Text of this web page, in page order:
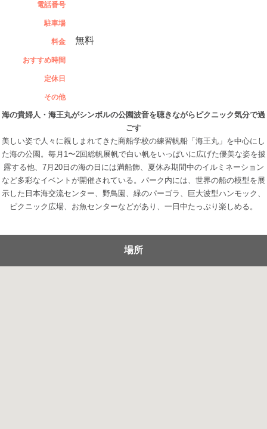
電話番号
駐車場
料金 無料
おすすめ時間
定休日
その他
海の貴婦人・海王丸がシンボルの公園波音を聴きながらピクニック気分で過
ごす
美しい姿で人々に親しまれてきた商船学校の練習帆船「海王丸」を中心にし
た海の公園。毎月1〜2回総帆展帆で白い帆をいっぱいに広げた優美な姿を披
露する他、7月20日の海の日には満船飾、夏休み期間中のイルミネーション
など多彩なイベントが開催されている。パーク内には、世界の船の模型を展
示した日本海交流センター、野鳥園、緑のパーゴラ、巨大波型ハンモック、
ピクニック広場、お魚センターなどがあり、一日中たっぷり楽しめる。
場所